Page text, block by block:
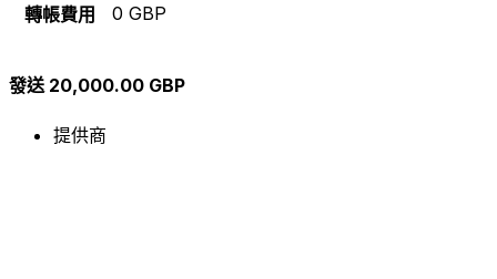
轉帳費用 0 GBP
發送 20,000.00 GBP
提供商